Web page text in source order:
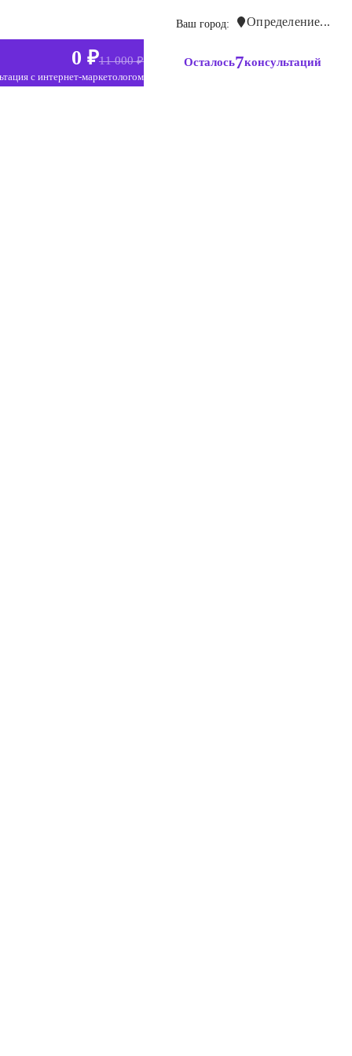
Ваш город: Определение...
0 ₽11 000 ₽
с интернет-маркетологом
Осталось7консультаций